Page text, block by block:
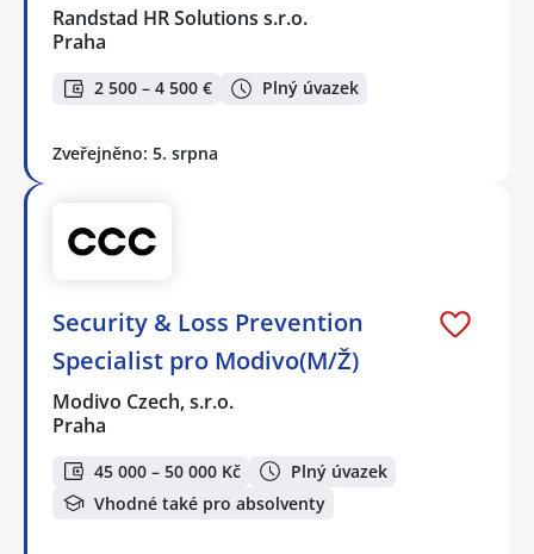
Randstad HR Solutions s.r.o.
Praha
2 500 – 4 500 € Plný úvazek
Zveřejněno: 5. srpna
Security & Loss Prevention
Specialist pro Modivo(M/Ž)
Modivo Czech, s.r.o.
Praha
45 000 – 50 000 Kč
Plný úvazek
Vhodné také pro absolventy